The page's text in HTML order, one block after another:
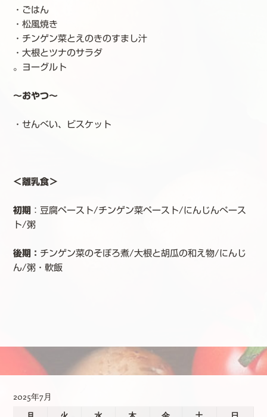
・ごはん
・松風焼き
・チンゲン菜とえのきのすまし汁
・大根とツナのサラダ
。ヨーグルト
～おやつ～
・せんべい、ビスケット
＜離乳食＞
初期 ：豆腐ペースト/チンゲン菜ペースト/にんじんぺース
ト/粥
後期： チンゲン菜のそぼろ煮/大根と胡瓜の和え物/にんじ
ん/粥・軟飯
投稿ナビゲーション
2025年7月